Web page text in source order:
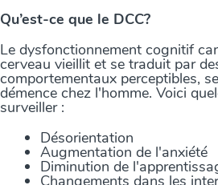
Qu’est-ce que le DCC?
Le dysfonctionnement cognitif
cerveau vieillit et se traduit par
comportementaux perceptibles,
démence chez l'homme. Voici
surveiller :
Désorientation
Augmentation de l'anxiété
Diminution de